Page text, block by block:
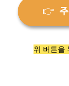
👉 주
위 버튼을